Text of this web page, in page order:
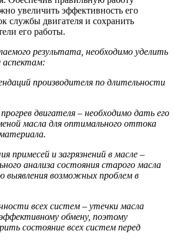
увеличить эффективность его
службы двигателя и сохранить
его работы.
результата, необходимо уделить
аспектам:
производителя по длительности
двигателя – необходимо дать его
масла для оптимального оттока
примесей и загрязнений в масле –
анализа состояния старого масла
выявления возможных проблем в
всех систем – утечки масла
обмену, поэтому
состояние всех систем перед